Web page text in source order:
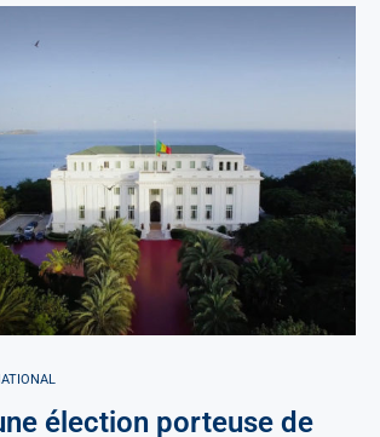
élection porteuse de